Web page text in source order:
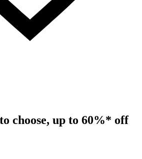
choose, up to 60%* off